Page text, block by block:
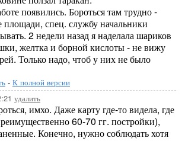
появились. Бороться там трудно -
спец. службу начальники
2 недели назад я наделала шариков
желтка и борной кислоты - не вижу
Только надо, чтоб у них не было
- К полной версии
удалить
имхо. Даже карту где-то видела, где
60-70 гг. постройки),
Конечно, нужно соблюдать хотя